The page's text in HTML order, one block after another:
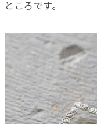
ところです。